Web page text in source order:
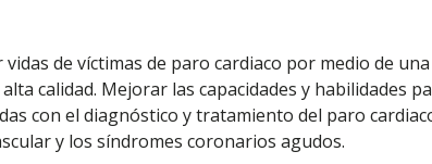
de víctimas de paro cardiaco por medio de una
calidad. Mejorar las capacidades y habilidades
con el diagnóstico y tratamiento del paro
y los síndromes coronarios agudos.